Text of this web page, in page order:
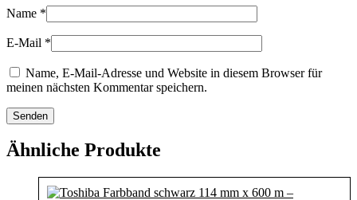
Name *
E-Mail *
Name, E-Mail-Adresse und Website in diesem Browser für
meinen nächsten Kommentar speichern.
Ähnliche Produkte